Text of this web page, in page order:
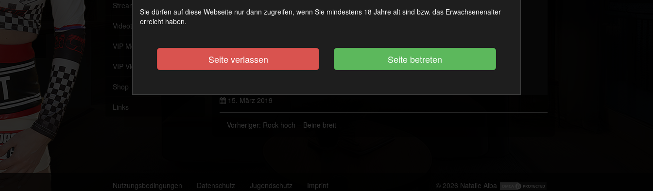
Streaming (VoD)
Videothek
VIP Member werden
VIP Videothek
Shop
Links
15. März 2019
Vorheriger: Rock hoch – Beine breit
Nutzungsbedingungen Datenschutz Jugendschutz Imprint © 2026 Natalie Alba
Sie dürfen auf diese Webseite nur dann zugreifen, wenn Sie mindestens 18 Jahre alt sind bzw. das Erwachsenenalter
erreicht haben.
Seite verlassen